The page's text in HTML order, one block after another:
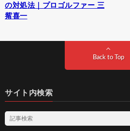
の対処法｜プロゴルファー 三
觜喜一
Back to Top
サイト内検索